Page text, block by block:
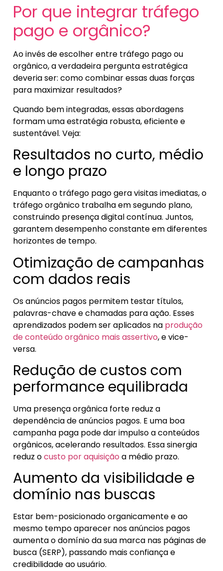
Por que integrar tráfego
pago e orgânico?
Ao invés de escolher entre tráfego pago ou
orgânico, a verdadeira pergunta estratégica
deveria ser: como combinar essas duas forças
para maximizar resultados?
Quando bem integradas, essas abordagens
formam uma estratégia robusta, eficiente e
sustentável. Veja:
Resultados no curto, médio
e longo prazo
Enquanto o tráfego pago gera visitas imediatas, o
tráfego orgânico trabalha em segundo plano,
construindo presença digital contínua. Juntos,
garantem desempenho constante em diferentes
horizontes de tempo.
Otimização de campanhas
com dados reais
Os anúncios pagos permitem testar títulos,
palavras-chave e chamadas para ação. Esses
aprendizados podem ser aplicados na produção
de conteúdo orgânico mais assertivo, e vice-
versa.
Redução de custos com
performance equilibrada
Uma presença orgânica forte reduz a
dependência de anúncios pagos. E uma boa
campanha paga pode dar impulso a conteúdos
orgânicos, acelerando resultados. Essa sinergia
reduz ocusto por aquisição a médio prazo.
Aumento da visibilidade e
domínio nas buscas
Estar bem-posicionado organicamente e ao
mesmo tempo aparecer nos anúncios pagos
aumenta o domínio da sua marca nas páginas de
busca (SERP), passando mais confiança e
credibilidade ao usuário.